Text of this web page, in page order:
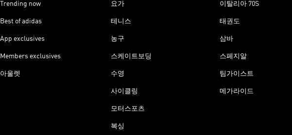
Trending now
Best of adidas
App exclusives
Members exclusives
아울렛
요가
테니스
농구
스케이트보딩
수영
사이클링
모터스포츠
복싱
이탈리아 70S
태권도
삼바
스페지알
팀가이스트
메가라이드